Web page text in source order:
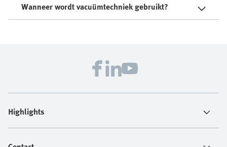
Wanneer wordt vacuümtechniek gebruikt?
Highlights